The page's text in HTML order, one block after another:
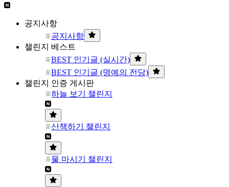
공지사항
공지사항
챌린지 베스트
BEST 인기글 (실시간)
BEST 인기글 (명예의 전당)
챌린지 인증 게시판
하늘 보기 챌린지
산책하기 챌린지
물 마시기 챌린지